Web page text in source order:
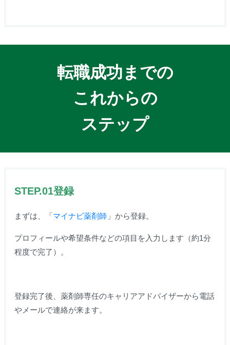
転職成功までの
これからの
ステップ
STEP.01登録
まずは、「マイナビ薬剤師 」から登録。
プロフィールや希望条件などの項目を入力します（約1分
程度で完了）。
登録完了後、薬剤師専任のキャリアアドバイザーから電話
やメールで連絡が来ます。